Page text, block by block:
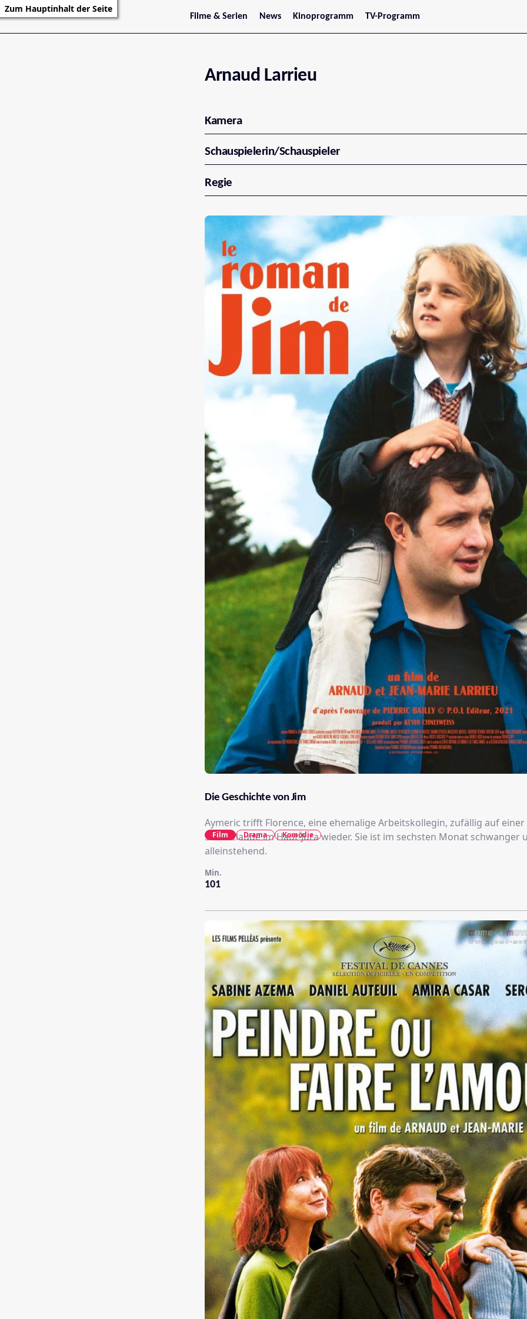
Zum Hauptinhalt der Seite
Filme & Serien
Trailer
Serienarchiv
News
Stars
Kinoprogramm
Jetzt im Kino
Oberösterreich
Tirol
Vorarlberg
TV-Programm
Arnaud Larrieu
Kamera
Schauspielerin/Schauspieler
Regie
Die Geschichte von Jim
Aymeric trifft Florence, eine ehemalige Arbeitskollegin, zufällig auf einer
Saint-Claude im Haut-Jura wieder. Sie ist im sechsten Monat schwanger
alleinstehend.
101
Min.
Film Drama Komödie